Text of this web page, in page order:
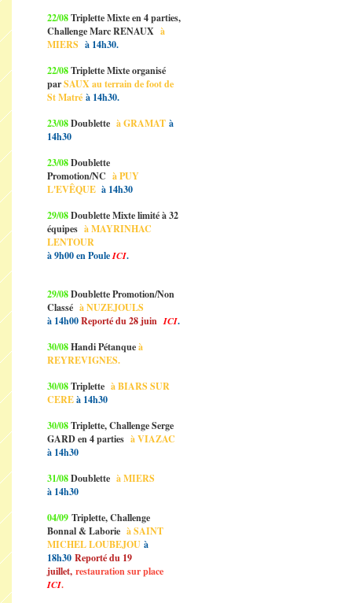
22/08Triplette Mixte en 4 parties,
Challenge Marc RENAUX à
MIERS à 14h30.
22/08Triplette Mixte organisé
parSAUX au terrain de foot de
St Matré à 14h30.
23/08Doublette à GRAMAT à
14h30
23/08Doublette
Promotion/NC à PUY
L'EVÊQUE à 14h30
29/08Doublette Mixte limité à 32
équipes à MAYRINHAC
LENTOUR
à 9h00 en PouleICI.
29/08Doublette Promotion/Non
Classé à NUZEJOULS
à 14h00Reporté du 28 juin ICI.
30/08Handi Pétanqueà
REYREVIGNES.
30/08Triplette à BIARS SUR
CEREà 14h30
30/08Triplette, Challenge Serge
GARD en 4 parties à VIAZAC
à 14h30
31/08Doublette à MIERS
à 14h30
04/09 Triplette, Challenge
Bonnal & Laborie à SAINT
MICHEL LOUBEJOU à
18h30 Reporté du 19
juillet, restauration sur place
ICI.